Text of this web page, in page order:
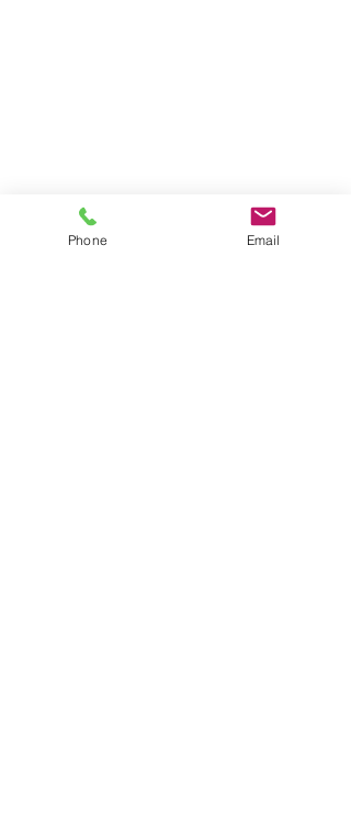
Phone Email